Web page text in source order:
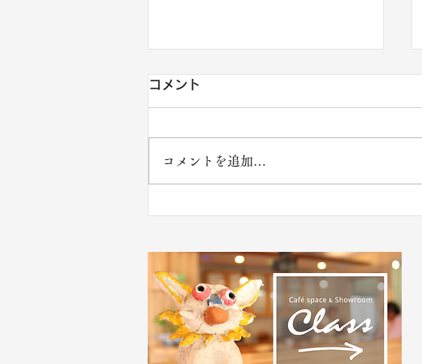
【夏休み親子木工教室】お知
コメント
コメントを追加…